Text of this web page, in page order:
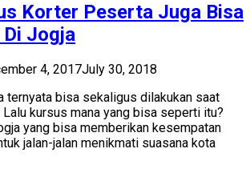
Korter Peserta Juga Bisa
Jogja
4, 2017July 30, 2018
ternyata bisa sekaligus dilakukan saat
kursus mana yang bisa seperti itu?
yang bisa memberikan kesempatan
jalan-jalan menikmati suasana kota